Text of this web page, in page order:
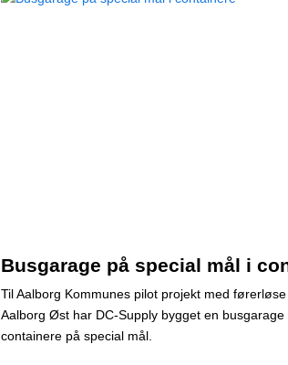
Busgarage på special mål i
Til Aalborg Kommunes pilot projekt med
Aalborg Øst har DC-Supply bygget en busgarage
containere på special mål.